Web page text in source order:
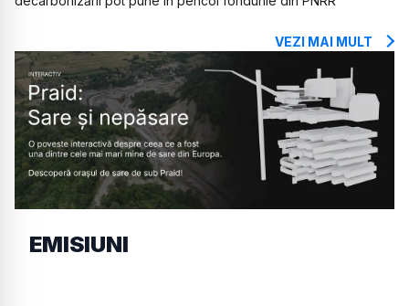
VEZI MAI MULT
EMISIUNI